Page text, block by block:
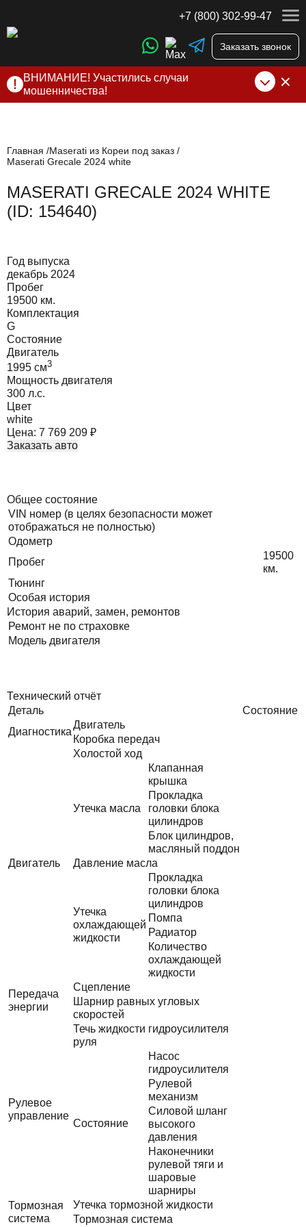
+7 (800) 302-99-47
Заказать звонок
ВНИМАНИЕ! Участились случаи
мошенничества!
нами по официальнымконтактам, указанным в соц сетях
и на сайте
Главная
Maserati из Кореи под заказ
Maserati Grecale 2024 white
MASERATI GRECALE 2024 WHITE
(ID: 154640)
Год выпуска
декабрь 2024
Пробег
19500 км.
Комплектация
G
Состояние
Двигатель
1995 cм3
Мощность двигателя
300 л.с.
Цвет
white
Цена: 7 769 209 ₽
Заказать авто
Общее состояние
VIN номер (в целях безопасности может
отображаться не полностью)
Одометр
Пробег
19500
км.
Тюнинг
Особая история
История аварий, замен, ремонтов
Ремонт не по страховке
Модель двигателя
Технический отчёт
Деталь
Состояние
Диагностика
Двигатель
Коробка передач
Двигатель
Холостой ход
Утечка масла
Клапанная
крышка
Прокладка
головки блока
цилиндров
Блок цилиндров,
масляный поддон
Давление масла
Утечка
охлаждающей
жидкости
Прокладка
головки блока
цилиндров
Помпа
Радиатор
Количество
охлаждающей
жидкости
Передача
энергии
Сцепление
Шарнир равных угловых
скоростей
Рулевое
управление
Течь жидкости гидроусилителя
руля
Состояние
Насос
гидроусилителя
Рулевой
механизм
Силовой шланг
высокого
давления
Наконечники
рулевой тяги и
шаровые
шарниры
Тормозная
система
Утечка тормозной жидкости
Тормозная система